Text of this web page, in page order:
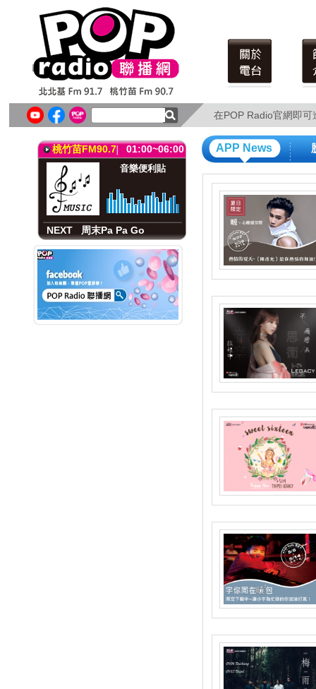
在POP Radio官網即
在POP Radio官網即
北北基FM91.701:00~07:00
音樂便利貼
Music all night
NEXT音樂喔嗨唷
桃竹苗FM90.701:00~06:00
音樂便利貼
NEXT
周末Pa Pa Go
北北基FM91.701:00~07:00
音樂便利貼
Music all night
APP News